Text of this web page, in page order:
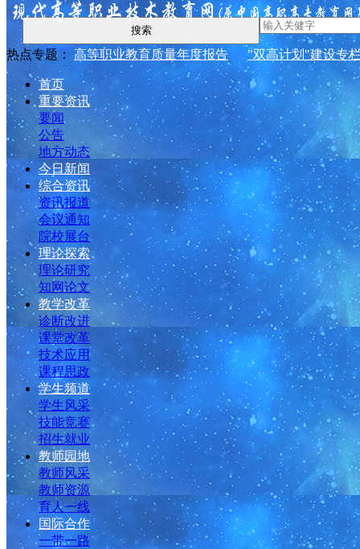
搜索
热点专题： 高等职业教育质量年度报告 "双高计划"建设专
首页
重要资讯
要闻
公告
地方动态
今日新闻
综合资讯
资讯报道
会议通知
院校展台
理论探索
理论研究
知网论文
教学改革
诊断改进
课堂改革
技术应用
课程思政
学生频道
学生风采
技能竞赛
招生就业
教师园地
教师风采
教师资源
育人一线
国际合作
一带一路